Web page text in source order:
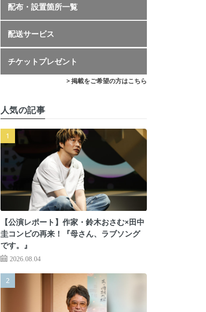
配布・設置箇所一覧
配送サービス
チケットプレゼント
> 掲載をご希望の方はこちら
人気の記事
【公演レポート】作家・鈴木おさむ×田中
圭コンビの再来！『母さん、ラブソング
です。』
2026.08.04